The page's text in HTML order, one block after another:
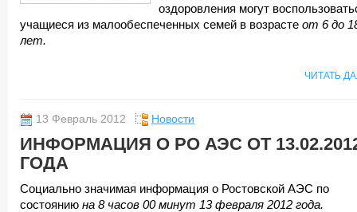
оздоровления могут
учащиеся из малообеспеченных семей в возрасте от 6 до
лет.
ЧИТАТЬ
13 Февраль 2012 Новости
ИНФОРМАЦИЯ О РО АЭС ОТ
ГОДА
Социально значимая информация о Ростовской АЭС по
состоянию на 8 часов 00 минут 13 февраля 2012 года.